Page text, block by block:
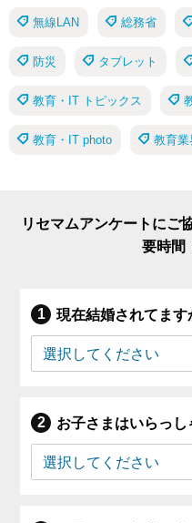
無線LAN 総務省
防災 タブレット
教育・IT トピックス
教育・IT photo 教育業
リセマムアンケートにご
要時間
現在結婚されてます
お子さまはいらっし